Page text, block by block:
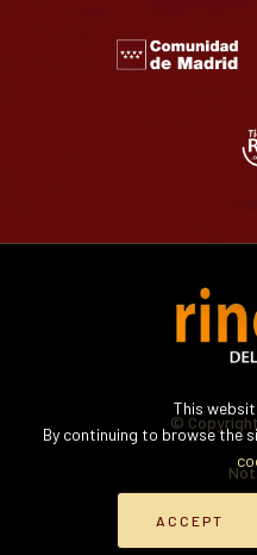
©
Política
This
By continuing to browse the
ACCEPT